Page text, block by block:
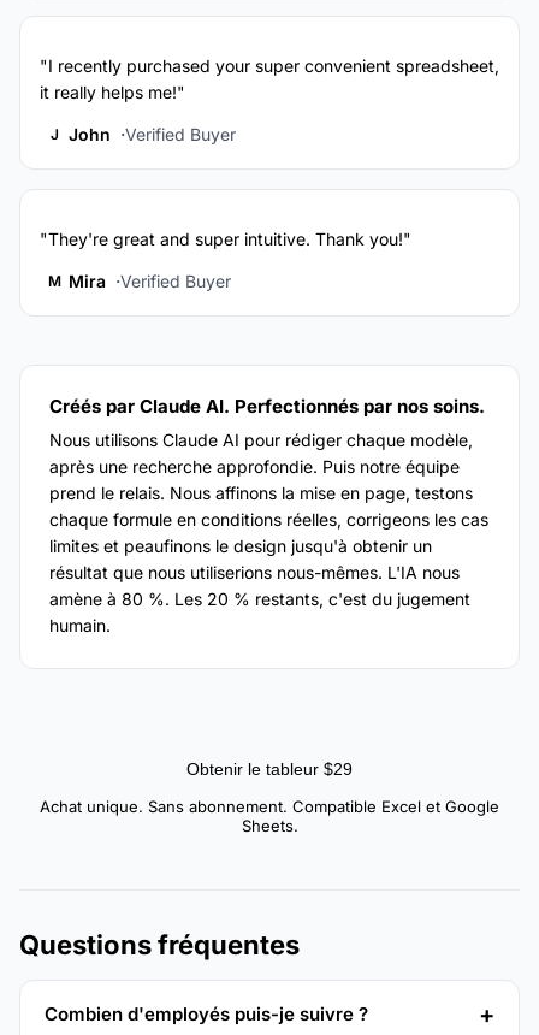
"I recently purchased your super convenient spreadsheet,
it really helps me!"
J John Verified Buyer
"They're great and super intuitive. Thank you!"
M Mira Verified Buyer
Créés par Claude AI. Perfectionnés par nos soins.
Nous utilisons Claude AI pour rédiger chaque modèle,
après une recherche approfondie. Puis notre équipe
prend le relais. Nous affinons la mise en page, testons
chaque formule en conditions réelles, corrigeons les cas
limites et peaufinons le design jusqu'à obtenir un
résultat que nous utiliserions nous-mêmes. L'IA nous
amène à 80 %. Les 20 % restants, c'est du jugement
humain.
Obtenir le tableur $29
Achat unique. Sans abonnement. Compatible Excel et Google
Sheets.
Questions fréquentes
Combien d'employés puis-je suivre ?